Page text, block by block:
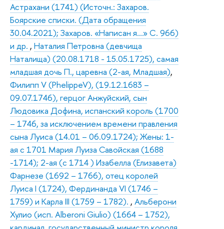
Астрахани (1741) (Источн.: Захаров.
Боярские списки. (Дата обращения
30.04.2021); Захаров. «Написан я…» С. 966)
и др. , Наталия Петровна (девчища
Наталища) (20.08.1718 - 15.05.1725), самая
младшая дочь П., царевна (2-ая, Младшая),
Филипп V (PhelippeV), (19.12.1683 –
09.07.1746), герцог Анжуйский, сын
Людовика Дофина, испанский король (1700
– 1746, за исключением времени правления
сына Луиса (14.01 – 06.09.1724); Жены: 1-
ая с 1701 Мария Луиза Савойская (1688
-1714); 2-ая (с 1714 ) Изабелла (Елизавета)
Фарнезе (1692 – 1766), отец королей
Луиса I (1724), Фердинанда VI (1746 –
1759) и Карла III (1759 – 1782). , Альберони
Хулио (исп. Alberoni Giulio) (1664 – 1752),